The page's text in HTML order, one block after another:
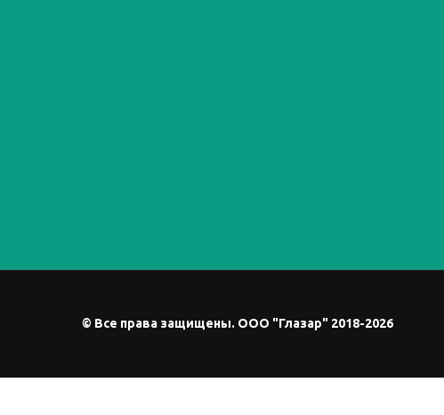
© Все права защищены. ООО "Глазар" 2018-2026